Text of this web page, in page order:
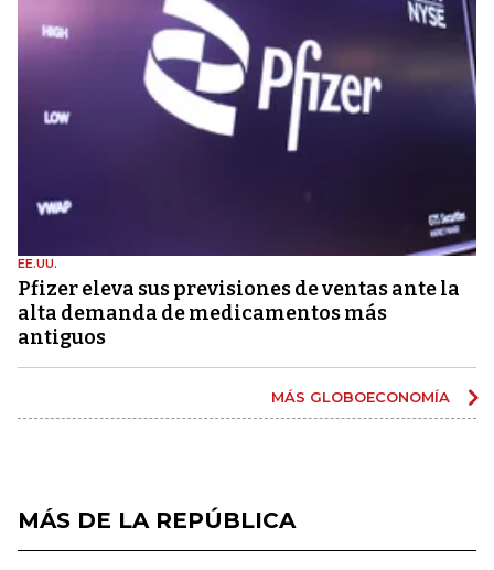
EE.UU.
Pfizer eleva sus previsiones de ventas ante la
alta demanda de medicamentos más
antiguos
MÁS GLOBOECONOMÍA
MÁS DE LA REPÚBLICA